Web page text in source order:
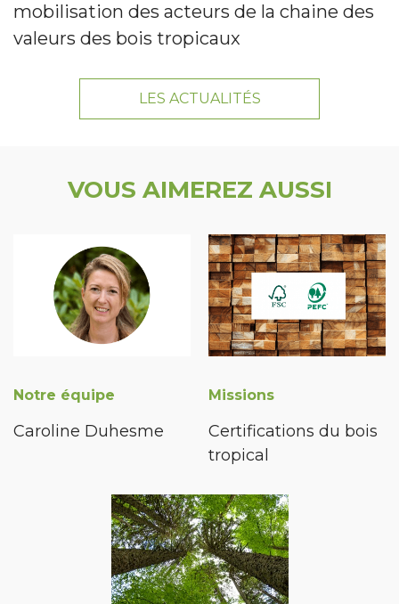
mobilisation des acteurs de la chaine des
valeurs des bois tropicaux
LES ACTUALITÉS
VOUS AIMEREZ AUSSI
Notre équipe
Caroline Duhesme
Missions
Certifications du bois
tropical